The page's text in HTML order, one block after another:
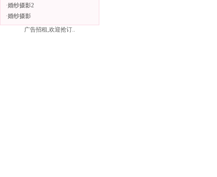
·婚纱摄影2
·婚纱摄影
广告招租,欢迎抢订..